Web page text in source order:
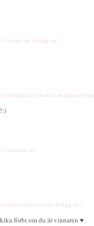
tjokung.blogg.se/
eemma.se
theresejonssonn.blogg.se/
förbi om du är vinnaren ♥